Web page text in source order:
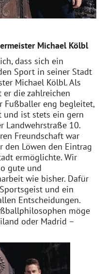
Michael Kölbl
dass sich ein
Sport in seiner Stadt
Michael Kölbl. Als
er die zahlreichen
Fußballer eng begleitet,
und ist stets ein gern
Landwehrstraße 10.
Freundschaft war
den Löwen den Eintrag
ermöglichte. Wir
gute und
wie bisher. Dafür
und ein
Entscheidungen.
möge
oder Madrid –